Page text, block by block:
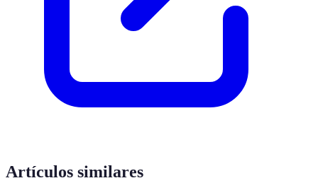
Artículos similares